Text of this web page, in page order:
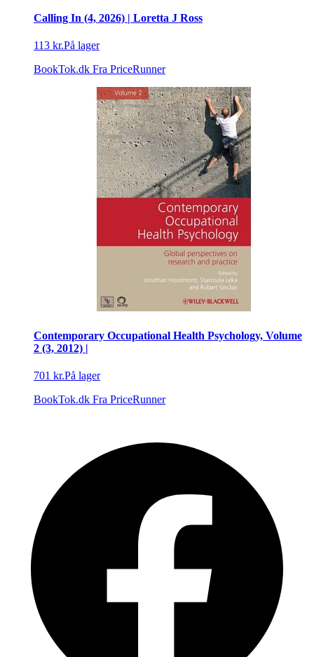
Calling In (4, 2026) | Loretta J Ross
113 kr.På lager
BookTok.dk Fra PriceRunner
Contemporary Occupational Health Psychology, Volume
2 (3, 2012) |
701 kr.På lager
BookTok.dk Fra PriceRunner